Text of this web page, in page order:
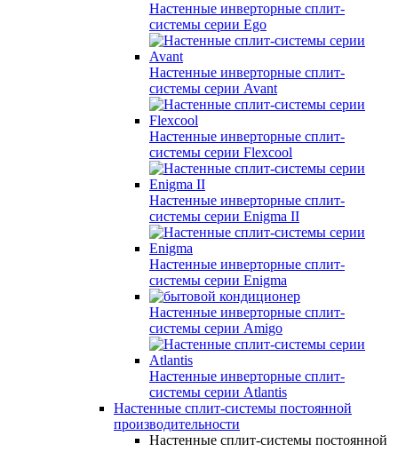
Настенные инверторные сплит-
системы серии Ego
Настенные инверторные сплит-
системы серии Avant
Настенные инверторные сплит-
системы серии Flexcool
Настенные инверторные сплит-
системы серии Enigma II
Настенные инверторные сплит-
системы серии Enigma
Настенные инверторные сплит-
системы серии Amigo
Настенные инверторные сплит-
системы серии Atlantis
Настенные сплит-системы постоянной
производительности
Настенные сплит-системы постоянной